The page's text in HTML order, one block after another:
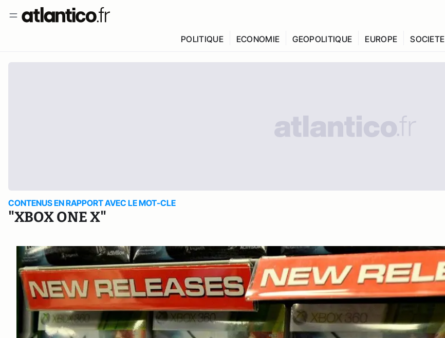
POLITIQUE ECONOMIE GEOPOLITIQUE EUROPE SOCIETE
CONTENUS EN RAPPORT AVEC LE MOT-CLE
"XBOX ONE X"